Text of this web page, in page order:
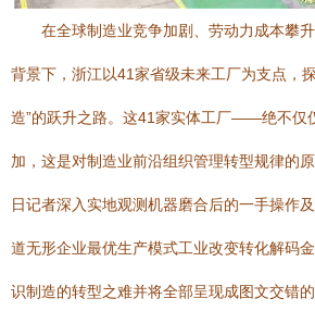
在全球制造业竞争加剧、劳动力成本攀
背景下，浙江以41家省级未来工厂为支点，
造”的跃升之路。这41家实体工厂——绝不仅
加，这是对制造业前沿组织管理转型规律的
日记者深入实地观测机器磨合后的一手操作
道无形企业最优生产模式工业改变转化解码
识制造的转型之难并将全部呈现成图文交错